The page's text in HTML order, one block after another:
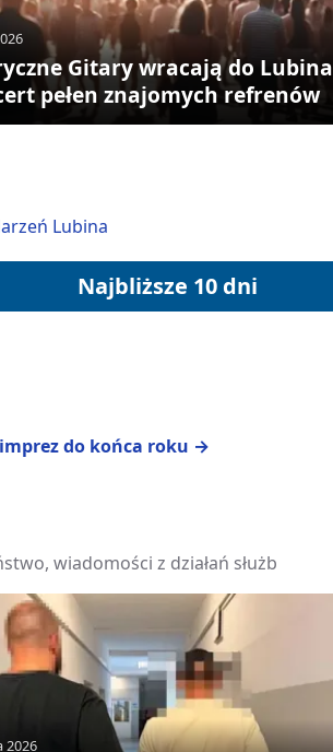
Gitary wracają do Lubina
pełen znajomych refrenów
Lubina
Najbliższe 10 dni
do końca roku →
wiadomości z działań służb
2026